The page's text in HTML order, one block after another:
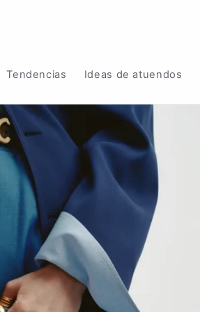
Tendencias Ideas de atuendos